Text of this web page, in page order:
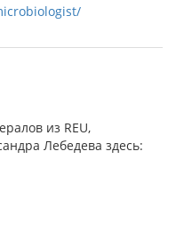
из REU,
Лебедева здесь: